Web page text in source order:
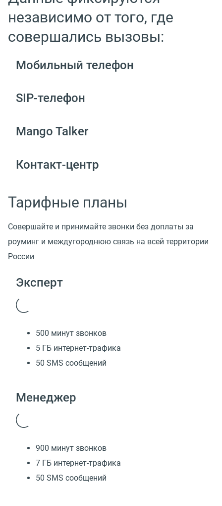
независимо от того, где
совершались вызовы:
Мобильный телефон
SIP-телефон
Mango Talker
Контакт-центр
Тарифные планы
Совершайте и принимайте звонки без доплаты за
роуминг и междугороднюю связь на всей территории
России
Эксперт
500 минут звонков
5 ГБ интернет-трафика
50 SMS сообщений
Менеджер
900 минут звонков
7 ГБ интернет-трафика
50 SMS сообщений